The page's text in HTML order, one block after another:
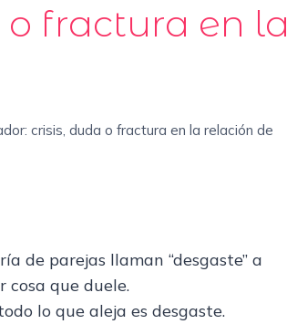
fractura en la
crisis, duda o fractura en la relación de
de parejas llaman “desgaste” a
cosa que duele.
lo que aleja es desgaste.